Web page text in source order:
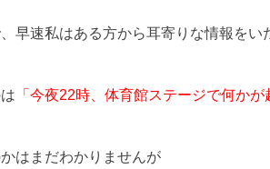
早速私はある方から耳寄りな情報をい
「今夜22時、体育館ステージで何かが
はまだわかりませんが